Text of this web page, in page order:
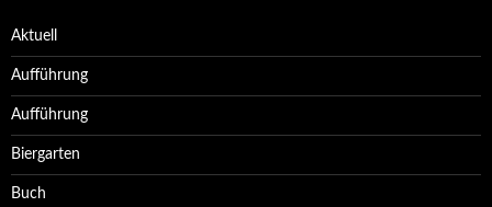
Aktuell
Aufführung
Aufführung
Biergarten
Buch